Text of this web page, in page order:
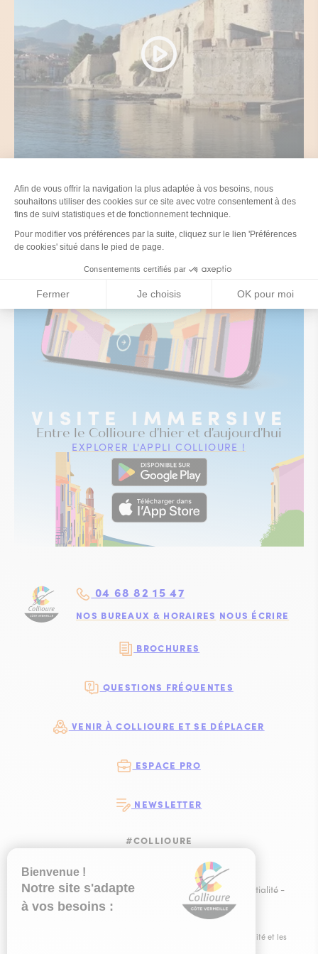
VISITE IMMERSIVE
Entre le Collioure d'hier et d'aujourd'hui
EXPLORER L'APPLI COLLIOURE !
04 68 82 15 47
NOS BUREAUX & HORAIRES NOUS ÉCRIRE
BROCHURES
QUESTIONS FRÉQUENTES
VENIR À COLLIOURE ET SE DÉPLACER
ESPACE PRO
NEWSLETTER
#COLLIOURE
SUIVEZ-NOUS
SUIVEZ-NOUS
SUIVEZ-
SUIVEZ-
Plan du site -Mentions légales Politique de confidentialité -
Ce site est éco-conçu !
Éditer mes cookies
IRIS Interactive
règles de confidentialitéet les